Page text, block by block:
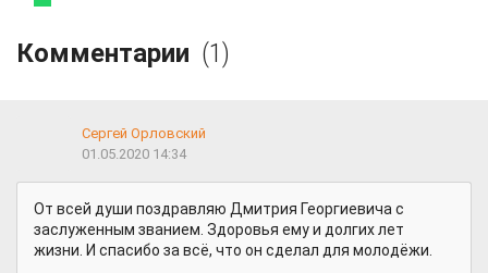
Комментарии (1)
Сергей Орловский
01.05.2020 14:34
От всей души поздравляю Дмитрия Георгиевича с
заслуженным званием. Здоровья ему и долгих лет
жизни. И спасибо за всё, что он сделал для молодёжи.